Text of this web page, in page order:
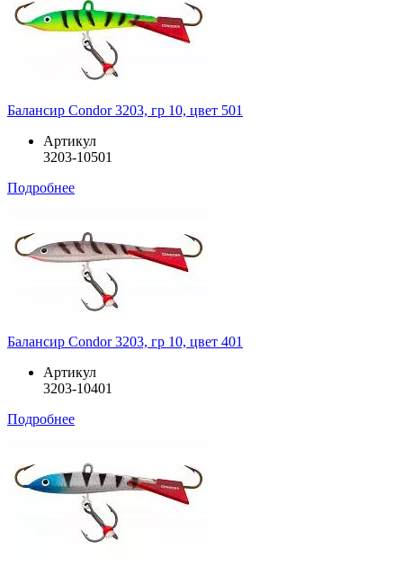
Балансир Condor 3203, гр 10, цвет 501
Артикул
3203-10501
Подробнее
Балансир Condor 3203, гр 10, цвет 401
Артикул
3203-10401
Подробнее